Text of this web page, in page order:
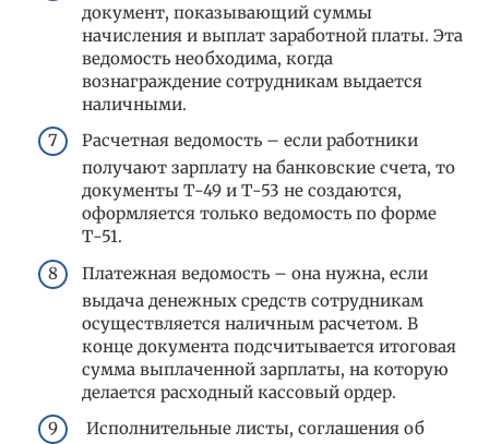
документ, показывающий суммы
начисления и выплат заработной платы. Эта
ведомость необходима, когда
вознаграждение сотрудникам выдается
наличными.
Расчетная ведомость – если работники
получают зарплату на банковские счета, то
документы Т-49 и Т-53 не создаются,
оформляется только ведомость по форме
Т-51.
Платежная ведомость – она нужна, если
выдача денежных средств сотрудникам
осуществляется наличным расчетом. В
конце документа подсчитывается итоговая
сумма выплаченной зарплаты, на которую
делается расходный кассовый ордер.
Исполнительные листы, соглашения об